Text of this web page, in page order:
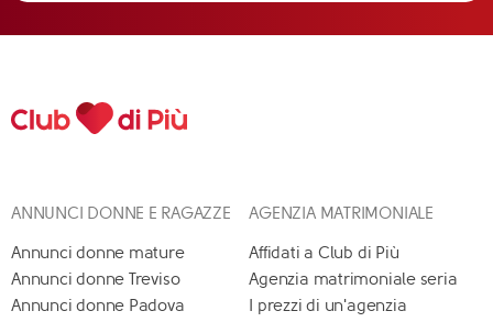
ANNUNCI DONNE E RAGAZZE
Annunci donne mature
Annunci donne Treviso
Annunci donne Padova
AGENZIA MATRIMONIALE
Affidati a Club di Più
Agenzia matrimoniale seria
I prezzi di un'agenzia